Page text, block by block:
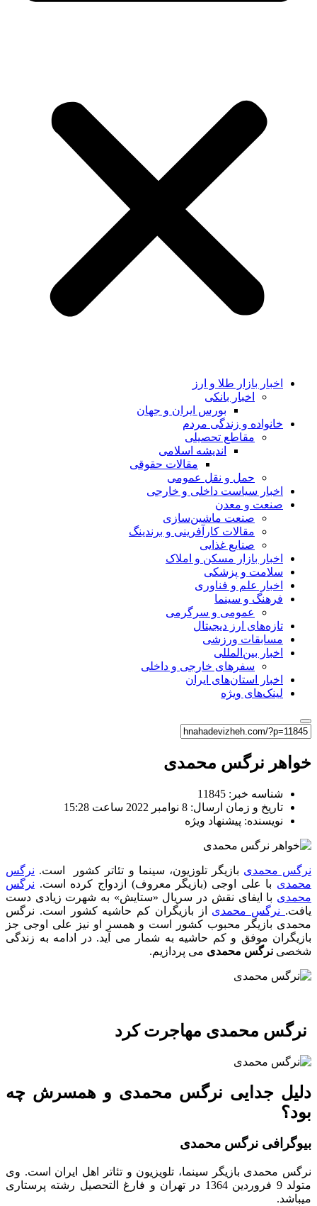
اخبار بازار طلا و ارز
اخبار بانکی
بورس ایران و جهان
خانواده و زندگی مردم
مقاطع تحصیلی
اندیشه اسلامی
مقالات حقوقی
حمل و نقل عمومی
اخبار سیاست داخلی و خارجی
صنعت و معدن
صنعت ماشین‌سازی
مقالات کارآفرینی و برندینگ
صنایع غذایی
اخبار بازار مسکن و املاک
سلامت و پزشکی
اخبار علم و فناوری
فرهنگ و سینما
عمومی و سرگرمی
تازه‌های ارز دیجیتال
مسابقات ورزشی
اخبار بین‌المللی
سفرهای خارجی و داخلی
اخبار استان‌های ایران
لینک‌های ویژه
خواهر نرگس محمدی
شناسه خبر: 11845
تاریخ و زمان ارسال: 8 نوامبر 2022 ساعت 15:28
نویسنده: پیشنهاد ویژه
نرگس محمدی بازیگر تلوزیون، سینما و تئاتر کشور است. نرگس
محمدی با علی اوجی (بازیگر معروف) ازدواج کرده است. نرگس
محمدی با ایفای نقش در سریال «ستایش» به شهرت زیادی دست
یافت. نرگس محمدی از بازیگران کم حاشیه کشور است. نرگس
محمدی بازیگر محبوب کشور است و همسر او نیز علی اوجی جز
بازیگران موفق و کم حاشیه به شمار می آید. در ادامه به زندگی
شخصی نرگس محمدی می پردازیم.
نرگس محمدی مهاجرت کرد
دلیل جدایی نرگس محمدی و همسرش چه
بود؟
بیوگرافی نرگس محمدی
نرگس محمدی بازیگر سینما، تلویزیون و تئاتر اهل ایران است. وی
متولد 9 فروردین 1364 در تهران و فارغ التحصیل رشته پرستاری
میباشد.